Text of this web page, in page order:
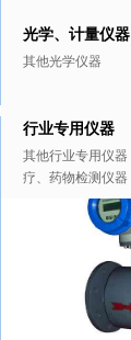
光学、计量仪器
其他光学仪器
行业专用仪器
其他行业专用仪器
疗、药物检测仪器
推广商品